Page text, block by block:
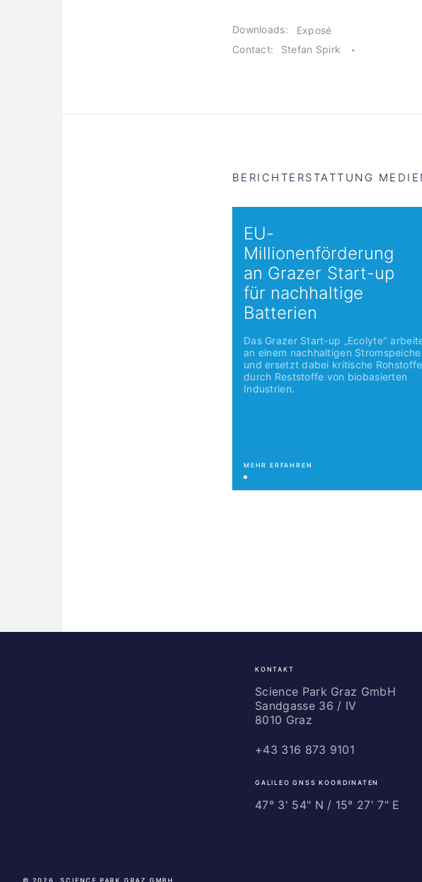
Downloads:
Exposé
Contact:
Stefan Spirk
BERICHTERSTATTUNG
EU-
Millionenförderung
an Grazer Start-up
für nachhaltige
Batterien
Das Grazer Start-up „Ecolyte"
an einem nachhaltigen
und ersetzt dabei kritische Rohstoffe
durch Reststoffe von biobasierten
Industrien.
MEHR ERFAHREN
KONTAKT
Science Park Graz GmbH
Sandgasse 36 / IV
8010 Graz
+43 316 873 9101
GALILEO GNSS KOORDINATEN
47° 3' 54" N / ­15° 27' 7" E
© 2026, SCIENCE PARK GRAZ GMBH